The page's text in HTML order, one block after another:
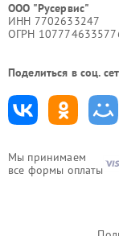
Мы принимаем
все формы оплаты
ООО "Русервис"
ИНН 7702633247
ОГРН
Поделиться в соц.